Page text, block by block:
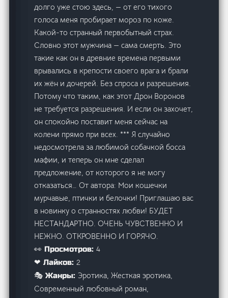
долго уже стою здесь, — от его тихого
голоса меня пробирает мороз по коже.
Какой-то странный первобытный страх.
Словно этот мужчина — сама смерть. Это
такие как он в древние времена первыми
врывались в крепости своего врага и брали
их жён и дочерей. Без спроса и разрешения.
Потому что таким, как этот Дрон Воронов
не требуется разрешения. И если он захочет,
он спокойно поставит меня сейчас на
колени прямо при всех. *** Я случайно
недосмотрела за любимой собачкой босса
мафии, и теперь он мне сделал
предложение, от которого я не могу
отказаться… От автора: Мои кошечки
мурчавые, птички и белочки! Приглашаю вас
в новинку о странностях любви! БУДЕТ
НЕСТАНДАРТНО. ОЧЕНЬ ЧУВСТВЕННО И
НЕЖНО. ОТКРОВЕННО И ГОРЯЧО.
👀 Просмотров:4
❤ Лайков:2
🎭 Жанры: Эротика, Жесткая эротика,
Современный любовный роман,